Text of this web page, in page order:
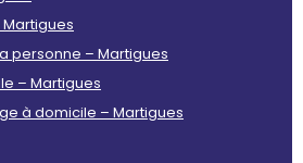
personne – Martigues
– Martigues
à domicile – Martigues